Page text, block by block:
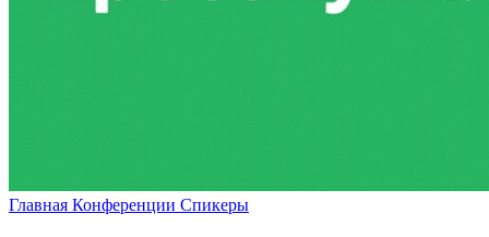
Главная Конференции Спикеры